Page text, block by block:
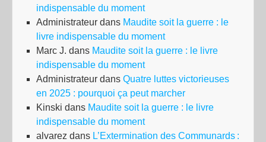
indispensable du moment
Administrateur dans Maudite soit la guerre : le
livre indispensable du moment
Marc J. dans Maudite soit la guerre : le livre
indispensable du moment
Administrateur dans Quatre luttes victorieuses
en 2025 : pourquoi ça peut marcher
Kinski dans Maudite soit la guerre : le livre
indispensable du moment
alvarez dans L’Extermination des Communards :